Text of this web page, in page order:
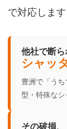
で対応します
他社で断ら
シャッ
豊洲で「う
型・特殊なシ
その破損、